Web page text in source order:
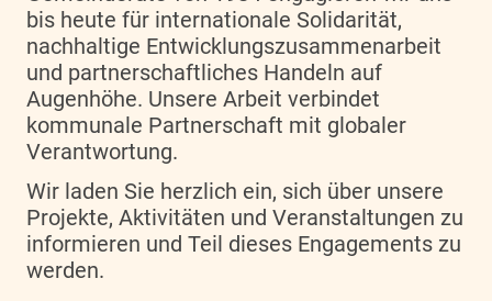
bis heute für internationale Solidarität,
nachhaltige Entwicklungszusammenarbeit
und partnerschaftliches Handeln auf
Augenhöhe. Unsere Arbeit verbindet
kommunale Partnerschaft mit globaler
Verantwortung.
Wir laden Sie herzlich ein, sich über unsere
Projekte, Aktivitäten und Veranstaltungen zu
informieren und Teil dieses Engagements zu
werden.